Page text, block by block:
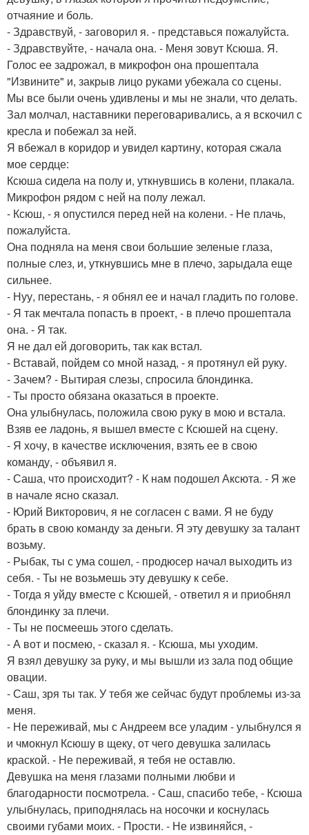
отчаяние и боль.
- Здравствуй, - заговорил я. - представься пожалуйста.
- Здравствуйте, - начала она. - Меня зовут Ксюша. Я.
Голос ее задрожал, в микрофон она прошептала
"Извините" и, закрыв лицо руками убежала со сцены.
Мы все были очень удивлены и мы не знали, что делать.
Зал молчал, наставники переговаривались, а я вскочил с
кресла и побежал за ней.
Я вбежал в коридор и увидел картину, которая сжала
мое сердце:
Ксюша сидела на полу и, уткнувшись в колени, плакала.
Микрофон рядом с ней на полу лежал.
- Ксюш, - я опустился перед ней на колени. - Не плачь,
пожалуйста.
Она подняла на меня свои большие зеленые глаза,
полные слез, и, уткнувшись мне в плечо, зарыдала еще
сильнее.
- Нуу, перестань, - я обнял ее и начал гладить по голове.
- Я так мечтала попасть в проект, - в плечо прошептала
она. - Я так.
Я не дал ей договорить, так как встал.
- Вставай, пойдем со мной назад, - я протянул ей руку.
- Зачем? - Вытирая слезы, спросила блондинка.
- Ты просто обязана оказаться в проекте.
Она улыбнулась, положила свою руку в мою и встала.
Взяв ее ладонь, я вышел вместе с Ксюшей на сцену.
- Я хочу, в качестве исключения, взять ее в свою
команду, - объявил я.
- Саша, что происходит? - К нам подошел Аксюта. - Я же
в начале ясно сказал.
- Юрий Викторович, я не согласен с вами. Я не буду
брать в свою команду за деньги. Я эту девушку за талант
возьму.
- Рыбак, ты с ума сошел, - продюсер начал выходить из
себя. - Ты не возьмешь эту девушку к себе.
- Тогда я уйду вместе с Ксюшей, - ответил я и приобнял
блондинку за плечи.
- Ты не посмеешь этого сделать.
- А вот и посмею, - сказал я. - Ксюша, мы уходим.
Я взял девушку за руку, и мы вышли из зала под общие
овации.
- Саш, зря ты так. У тебя же сейчас будут проблемы из-за
меня.
- Не переживай, мы с Андреем все уладим - улыбнулся я
и чмокнул Ксюшу в щеку, от чего девушка залилась
краской. - Не переживай, я тебя не оставлю.
Девушка на меня глазами полными любви и
благодарности посмотрела. - Саш, спасибо тебе, - Ксюша
улыбнулась, приподнялась на носочки и коснулась
своими губами моих. - Прости. - Не извиняйся, -